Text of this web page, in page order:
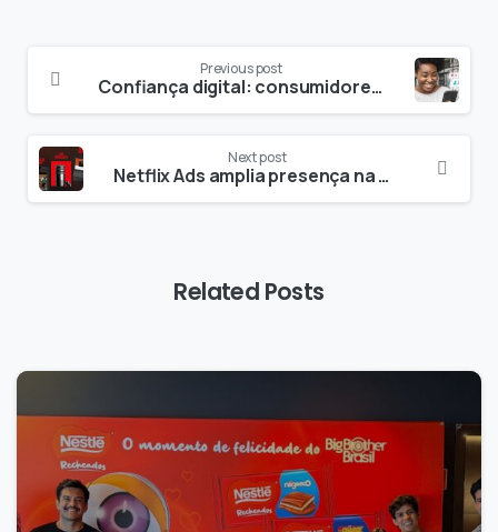
Previous post
Confiança digital: consumidores rejeitam imagens de IA e valorizam conteúdo humano
Next post
Netflix Ads amplia presença na América Latina e integra dados da Amazon
Related Posts